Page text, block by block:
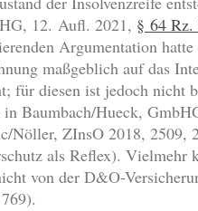
12. Aufl. 2021, § 64
Argumentation
maßgeblich auf das
für diesen ist jedoch nicht
Baumbach/Hueck,
ZInsO 2018, 2509,
als Reflex). Vielmehr
von der D&O-